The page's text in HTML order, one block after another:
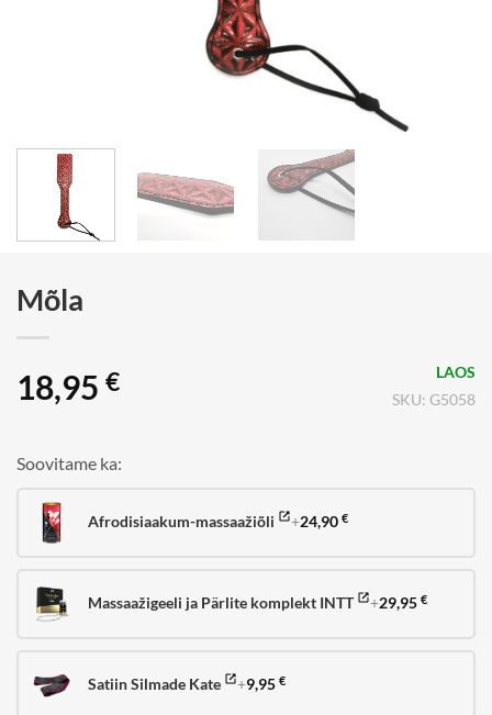
Mõla
18,95 €
LAOS
SKU: G5058
Soovitame ka:
Afrodisiaakum-massaažiõli +24,90 €
Massaažigeeli ja Pärlite komplekt INTT +29,95 €
Satiin Silmade Kate +9,95 €